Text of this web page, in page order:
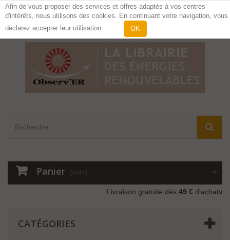
Contactez-nous
Panier (vide)
Livraison gratuite dès 49 € d'achats
CATÉGORIES
Afin de vous proposer des services et offres adaptés à vos centres
d'intérêts, nous utilisons des cookies. En continuant votre navigation, vous
déclarez accepter leur utilisation.
OK